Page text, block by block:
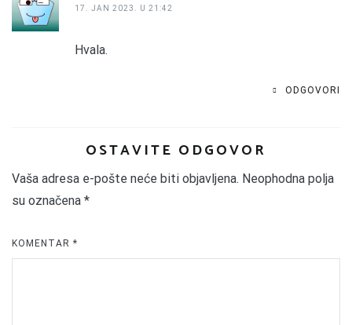
17. JAN 2023. U 21:42
Hvala.
ODGOVORI
OSTAVITE ODGOVOR
Vaša adresa e-pošte neće biti objavljena. Neophodna polja
su označena *
KOMENTAR *